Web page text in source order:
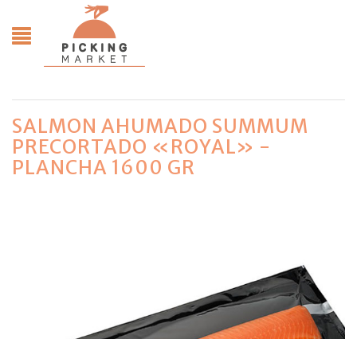
SALMON AHUMADO SUMMUM
PRECORTADO «ROYAL» -
PLANCHA 1600 GR